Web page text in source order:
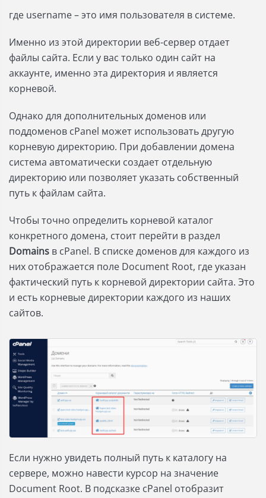
где username – это имя пользователя в системе.
Именно из этой директории веб-сервер отдает
файлы сайта. Если у вас только один сайт на
аккаунте, именно эта директория и является
корневой.
Однако для дополнительных доменов или
поддоменов cPanel может использовать другую
корневую директорию. При добавлении домена
система автоматически создает отдельную
директорию или позволяет указать собственный
путь к файлам сайта.
Чтобы точно определить корневой каталог
конкретного домена, стоит перейти в раздел
Domains в cPanel. В списке доменов для каждого из
них отображается поле Document Root, где указан
фактический путь к корневой директории сайта. Это
и есть корневые директории каждого из наших
сайтов.
Если нужно увидеть полный путь к каталогу на
сервере, можно навести курсор на значение
Document Root. В подсказке cPanel отобразит